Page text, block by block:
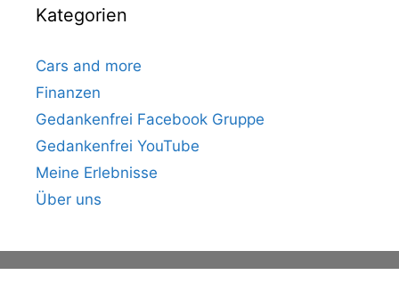
Kategorien
Cars and more
Finanzen
Gedankenfrei Facebook Gruppe
Gedankenfrei YouTube
Meine Erlebnisse
Über uns